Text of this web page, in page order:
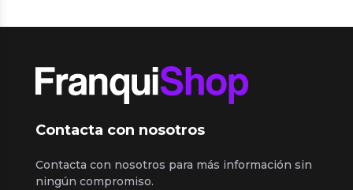
Contacta con nosotros
Contacta con nosotros para más información sin
ningún compromiso.